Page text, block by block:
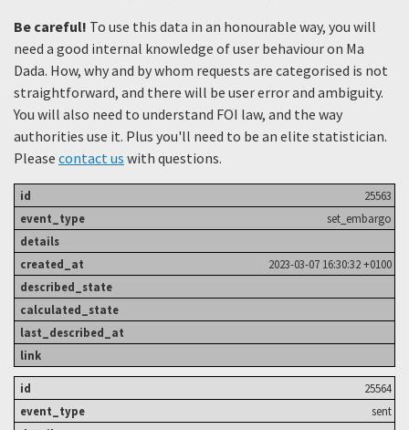
Be careful! To use this data in an honourable way, you will
need a good internal knowledge of user behaviour on Ma
Dada. How, why and by whom requests are categorised is not
straightforward, and there will be user error and ambiguity.
You will also need to understand FOI law, and the way
authorities use it. Plus you'll need to be an elite statistician.
Please contact us with questions.
25563
set_embargo
2023-03-07 16:30:32 +0100
25564
sent